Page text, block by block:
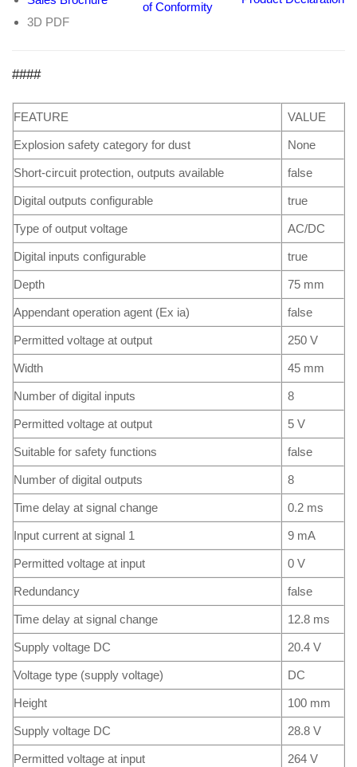
3D PDF
of Conformity
####
FEATURE VALUE
Explosion safety category for dust None
Short-circuit protection, outputs available false
Digital outputs configurable true
Type of output voltage AC/DC
Digital inputs configurable true
Depth 75 mm
Appendant operation agent (Ex ia) false
Permitted voltage at output 250 V
Width 45 mm
Number of digital inputs 8
Permitted voltage at output 5 V
Suitable for safety functions false
Number of digital outputs 8
Time delay at signal change 0.2 ms
Input current at signal 1 9 mA
Permitted voltage at input 0 V
Redundancy false
Time delay at signal change 12.8 ms
Supply voltage DC 20.4 V
Voltage type (supply voltage) DC
Height 100 mm
Supply voltage DC 28.8 V
Permitted voltage at input 264 V